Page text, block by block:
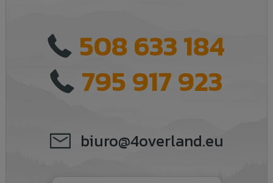
508 633 184
795 917 923
biuro@4overland.eu